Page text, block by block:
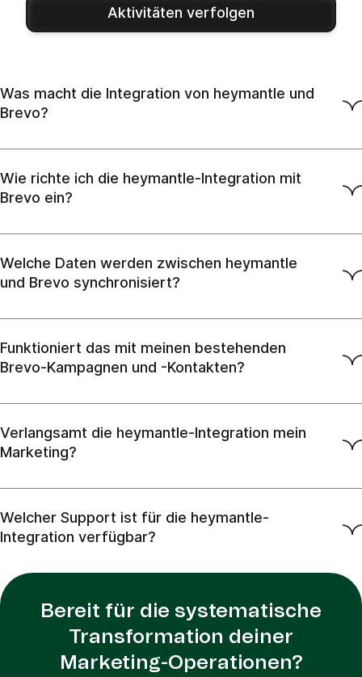
Aktivitäten verfolgen
Was macht die Integration von heymantle und
Brevo?
Wie richte ich die heymantle-Integration mit
Brevo ein?
Welche Daten werden zwischen heymantle
und Brevo synchronisiert?
Funktioniert das mit meinen bestehenden
Brevo-Kampagnen und -Kontakten?
Verlangsamt die heymantle-Integration mein
Marketing?
Welcher Support ist für die heymantle-
Integration verfügbar?
Bereit für die systematische
Transformation deiner
Marketing-Operationen?